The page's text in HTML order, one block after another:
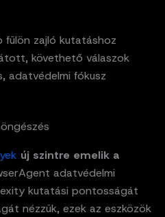
zajló kutatáshoz
követhető válaszok
adatvédelmi fókusz
új szintre emelik a
adatvédelmi
kutatási pontosságát
nézzük, ezek az eszközök